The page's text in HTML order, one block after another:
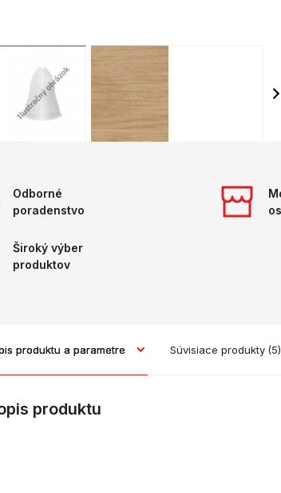
Odborné
poradenstvo
Široký výber
produktov
produktu a parametre Súvisiace produkty (5)
produktu